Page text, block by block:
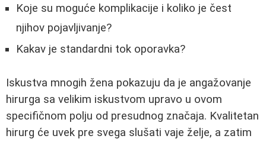
Koje su moguće komplikacije i koliko je čest
njihov pojavljivanje?
Kakav je standardni tok oporavka?
Iskustva mnogih žena pokazuju da je angažovanje
hirurga sa velikim iskustvom upravo u ovom
specifičnom polju od presudnog značaja. Kvalitetan
hirurg će uvek pre svega slušati vaje želje, a zatim